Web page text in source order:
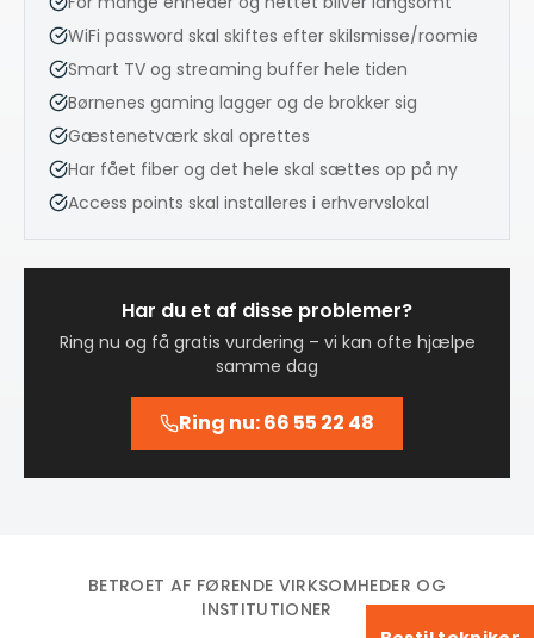
WiFi password skal skiftes efter skilsmisse/roomie
Smart TV og streaming buffer hele tiden
Børnenes gaming lagger og de brokker sig
Gæstenetværk skal oprettes
Har fået fiber og det hele skal sættes op på ny
Access points skal installeres i erhvervslokal
Har du et af disse problemer?
Ring nu og få gratis vurdering – vi kan ofte hjælpe
samme dag
Ring nu: 66 55 22 48
BETROET AF FØRENDE VIRKSOMHEDER OG
INSTITUTIONER